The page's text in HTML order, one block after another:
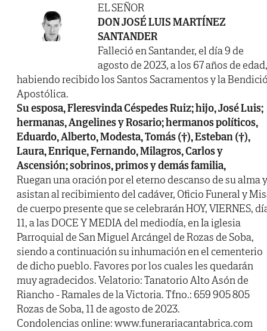
EL SEÑOR
DON JOSÉ LUIS MARTÍNEZ
SANTANDER
Falleció en Santander, el día 9 de
agosto de 2023, a los 67 años de edad,
habiendo recibido los Santos Sacramentos y la
Apostólica.
Su esposa, Fleresvinda Céspedes Ruiz; hijo, José Luis;
hermanas, Angelines y Rosario; hermanos políticos,
Eduardo, Alberto, Modesta, Tomás (†), Esteban (†),
Laura, Enrique, Fernando, Milagros, Carlos y
Ascensión; sobrinos, primos y demás familia,
Ruegan una oración por el eterno descanso de su alma y
asistan al recibimiento del cadáver, Oficio Funeral y
de cuerpo presente que se celebrarán HOY, VIERNES,
11, a las DOCE Y MEDIA del mediodía, en Ia iglesia
Parroquial de San Miguel Arcángel de Rozas de Soba,
siendo a continuación su inhumación en el cementerio
de dicho pueblo. Favores por los cuales les quedarán
muy agradecidos. Velatorio: Tanatorio Alto Asón de
Riancho - Ramales de la Victoria. Tfno.: 659 905 805
Rozas de Soba, 11 de agosto de 2023.
Condolencias online: www.funerariacantabrica.com